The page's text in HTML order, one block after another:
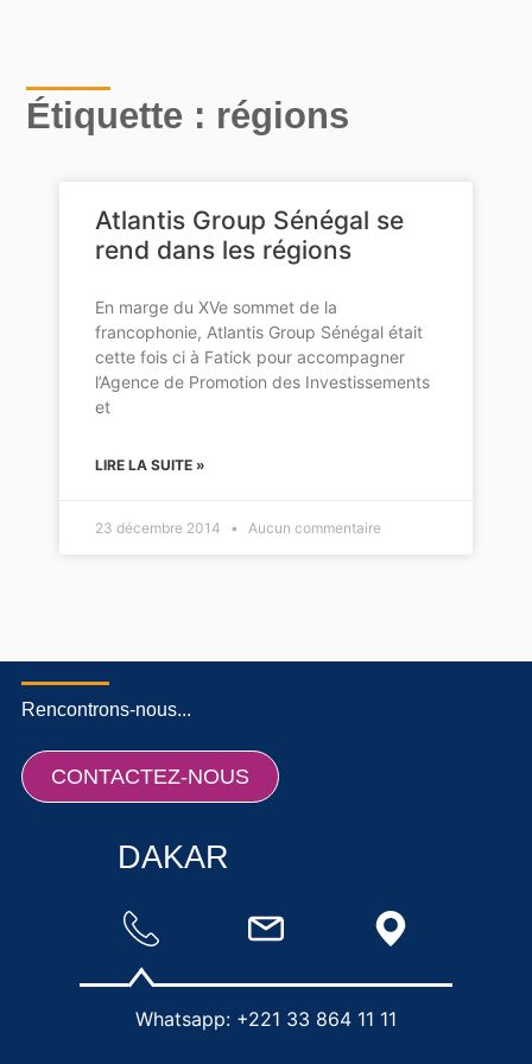
Étiquette : régions
Atlantis Group Sénégal se
rend dans les régions
En marge du XVe sommet de la
francophonie, Atlantis Group Sénégal était
cette fois ci à Fatick pour accompagner
l’Agence de Promotion des Investissements
et
LIRE LA SUITE »
23 décembre 2014 Aucun commentaire
Rencontrons-nous...
CONTACTEZ-NOUS
DAKAR
Whatsapp: +221 33 864 11 11